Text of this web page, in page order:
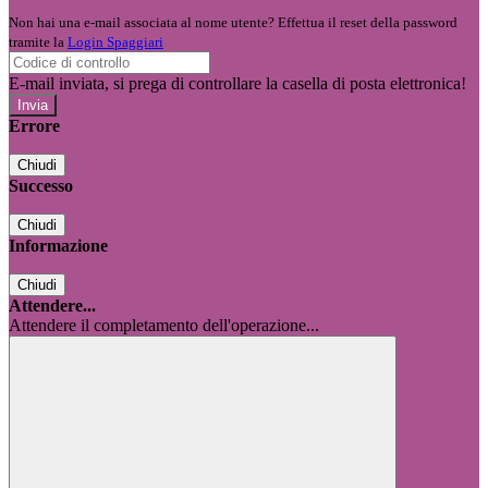
Non hai una e-mail associata al nome utente? Effettua il reset della password
tramite la Login Spaggiari
E-mail inviata, si prega di controllare la casella di posta elettronica!
Errore
Chiudi
Successo
Chiudi
Informazione
Chiudi
Attendere...
Attendere il completamento dell'operazione...